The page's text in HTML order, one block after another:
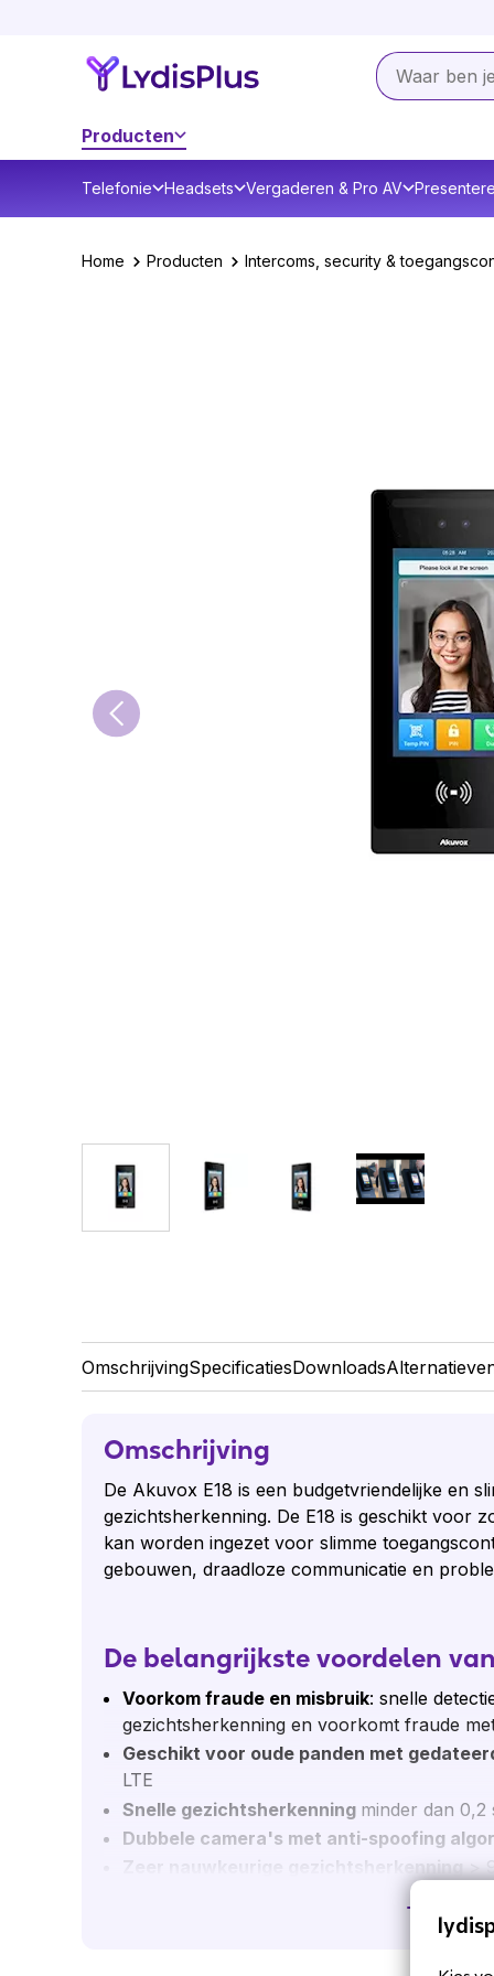
Producten
Telefonie Headsets Vergaderen & Pro AV
Home Producten Intercoms, security &
OmschrijvingSpecificatiesDownloads
Omschrijving
De Akuvox E18 is een budgetvriendelijke en
gezichtsherkenning. De E18 is geschikt voor
kan worden ingezet voor slimme
gebouwen, draadloze communicatie en
De belangrijkste voordelen
Voorkom fraude en misbruik: snelle
gezichtsherkenning en voorkomt fraude
Geschikt voor oude panden met
LTE
Snelle gezichtsherkenning minder dan
Dubbele camera's met anti-spoofing
Zeer nauwkeurige gezichtsherkenning>
Geschikt voor gebruik in combinatie
Toon meer